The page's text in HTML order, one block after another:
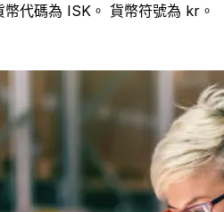
代碼為 ISK。 貨幣符號為 kr。